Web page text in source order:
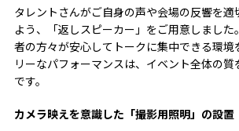
タレントさんがご自身の声や会場の反響を適
よう、「返しスピーカー」をご用意しました
者の方々が安心してトークに集中できる環境
リーなパフォーマンスは、イベント全体の
です。
カメラ映えを意識した「撮影用照明」の設置